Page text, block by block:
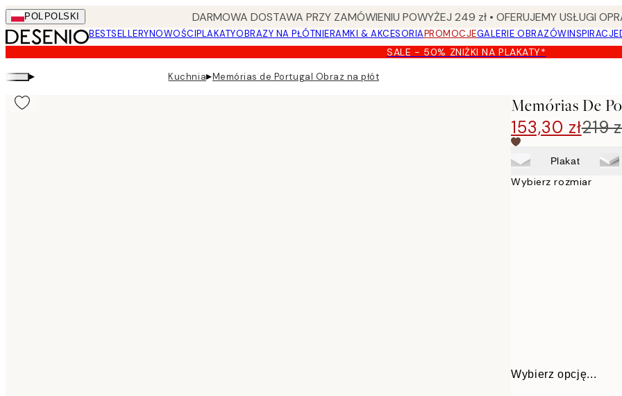
Skip
to
main
content.
POL POLSKI DARMOWA DOSTAWA PRZY ZAMÓWIENIU POWYŻEJ 249 zł • OFERUJEMY USŁUGI
BESTSELLERYNOWOŚCIPLAKATYOBRAZY NA PŁÓTNIERAMKI & AKCESORIAPROMOCJEGALERIE OBRAZÓWINSPIRACJE
SALE - 50% ZNIŻKI NA PLAKATY*
▸ Kuchnia▸Memórias de Portugal Obraz na płótnie
Memórias De
153,30 zł219
Plakat
Wybierz rozmiar
Wybierz opcję...